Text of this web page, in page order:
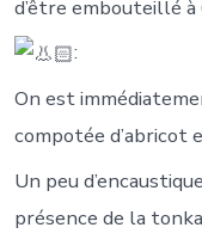
d’être embouteillé à
:
On est
compotée d’abricot
Un peu
présence de la